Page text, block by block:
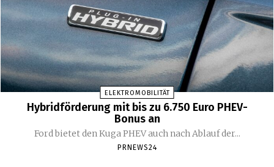
ELEKTROMOBILITÄT
Hybridförderung mit bis zu 6.750 Euro PHEV-
Bonus an
Ford bietet den Kuga PHEV auch nach Ablauf der...
PRNEWS24